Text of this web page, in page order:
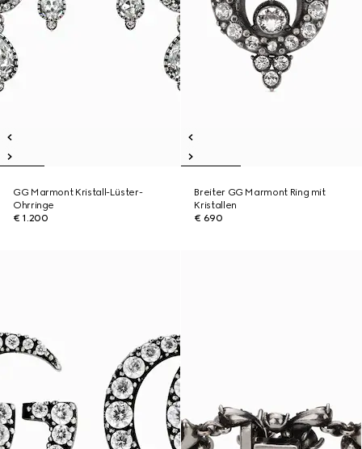
GG Marmont Kristall-Lüster-
Ohrringe
€ 1.200
Breiter GG Marmont Ring mit
Kristallen
€ 690